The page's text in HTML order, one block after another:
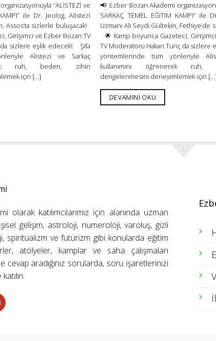
“ALİSTEZİ ve
ile Dr. Jeolog, Alistezi
Assos’ta sizlerle buluşacak!
Girişimci ve Ezber Bozan TV
sizlere eşlik edecek! Şifa
Alistezi ve Sarkaç
ruh, beden, zihin
için [...]
📢 Ezber Bozan Akademi
SARKAÇ TEMEL EĞİTİM KAMPI” ile
Uzmanı Ali Seydi Gültekin, Fethiye’de
🌟 Kamp boyunca Gazeteci,
TV Moderatörü Hakan Tunç da sizlere
yöntemlerinde tüm yönleriyle
kullanımını öğrenerek
dengelenmesini deneyimlemek için [...]
DEVAMINI OKU
olarak katılımcılarımız için alanında uzman
gelişim, astroloji, numeroloji, varoluş, gizli
spiritüalizm ve fütürizm gibi konularda eğitim
atölyeler, kamplar ve saha çalışmaları
cevap aradığınız sorularda, soru işaretlerinizi